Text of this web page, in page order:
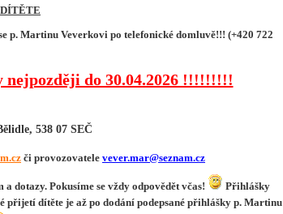
p. Martinu Veverkovi po telefonické domluvě!!! (+420 722
nejpozději do 30.04.2026 !!!!!!!!!
538 07 SEČ
či provozovatele vever.mar@seznam.cz
dotazy. Pokusíme se vždy odpovědět včas!
Přihlášky
přijetí dítěte je až po dodání podepsané přihlášky p. Martinu